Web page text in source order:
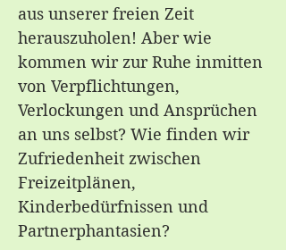
aus unserer freien Zeit
herauszuholen! Aber wie
kommen wir zur Ruhe inmitten
von Verpflichtungen,
Verlockungen und Ansprüchen
an uns selbst? Wie finden wir
Zufriedenheit zwischen
Freizeitplänen,
Kinderbedürfnissen und
Partnerphantasien?